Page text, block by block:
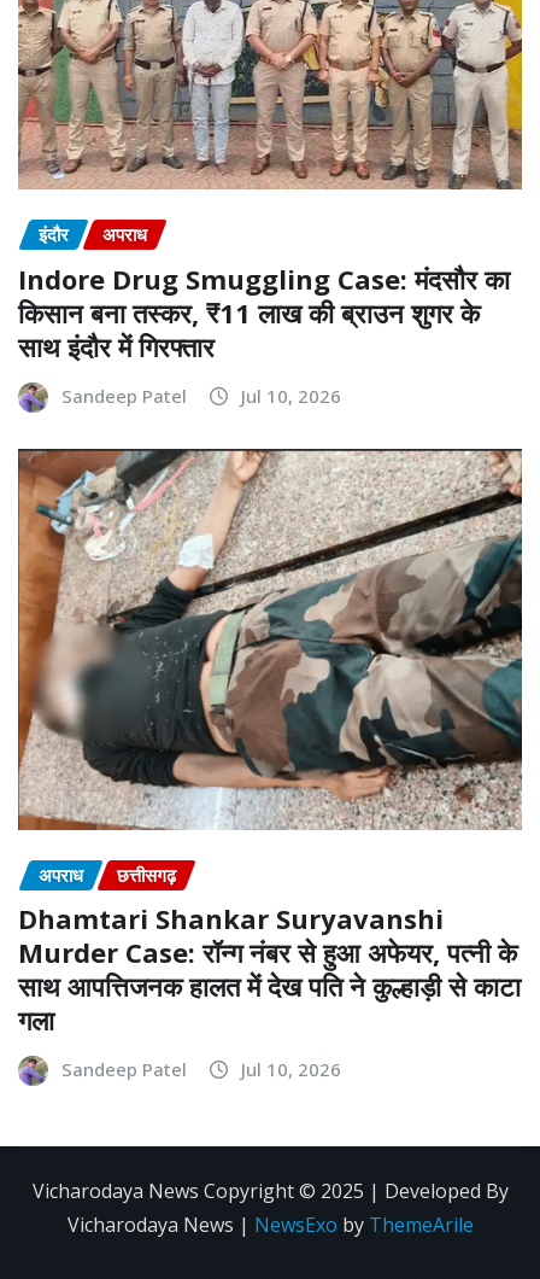
इंदौर अपराध
Indore Drug Smuggling Case: मंदसौर का
किसान बना तस्कर, ₹11 लाख की ब्राउन शुगर के
साथ इंदौर में गिरफ्तार
Sandeep Patel Jul 10, 2026
अपराध छत्तीसगढ़
Dhamtari Shankar Suryavanshi
Murder Case: रॉन्ग नंबर से हुआ अफेयर, पत्नी के
साथ आपत्तिजनक हालत में देख पति ने कुल्हाड़ी से काटा
गला
Sandeep Patel Jul 10, 2026
Vicharodaya News Copyright © 2025 | Developed By
Vicharodaya News | NewsExo by ThemeArile